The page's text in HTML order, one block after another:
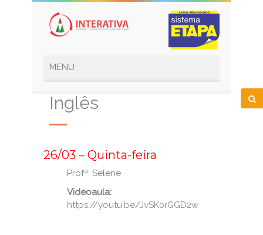
Inglês
26/03 – Quinta-feira
Profª. Selene
Videoaula:
https://youtu.be/JvSK0rGGD2w